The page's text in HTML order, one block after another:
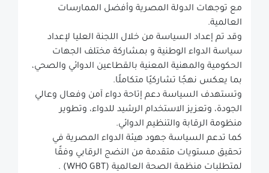
مع توجهات الدولة المصرية وأفضل الممارسات
العالمية.
وقد تم إعداد السياسة من خلال اللجنة العليا لإعداد
سياسة الدواء الوطنية و بمشاركة مختلف الجهات
الحكومية والمهنية المعنية بالقطاعين الدوائي والصحي،
بما يعكس نهجًا تشاركيًا متكاملًا.
وتستهدف السياسة دعم إتاحة دواء آمن وفعال وعالي
الجودة، وتعزيز الاستخدام الرشيد للدواء، وتطوير
منظومة الرقابة والتنظيم الدوائي.
كما تدعم السياسة جهود هيئة الدواء المصرية في
تحقيق مستويات متقدمة من النضج الرقابي وفقًا
لمتطلبات منظمة الصحة العالمية (WHO GBT)
.